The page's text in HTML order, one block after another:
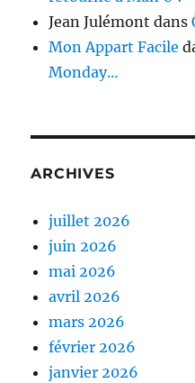
Jean Julémont dans
Mon Appart Facile
Monday…
ARCHIVES
juillet 2026
juin 2026
mai 2026
avril 2026
mars 2026
février 2026
janvier 2026